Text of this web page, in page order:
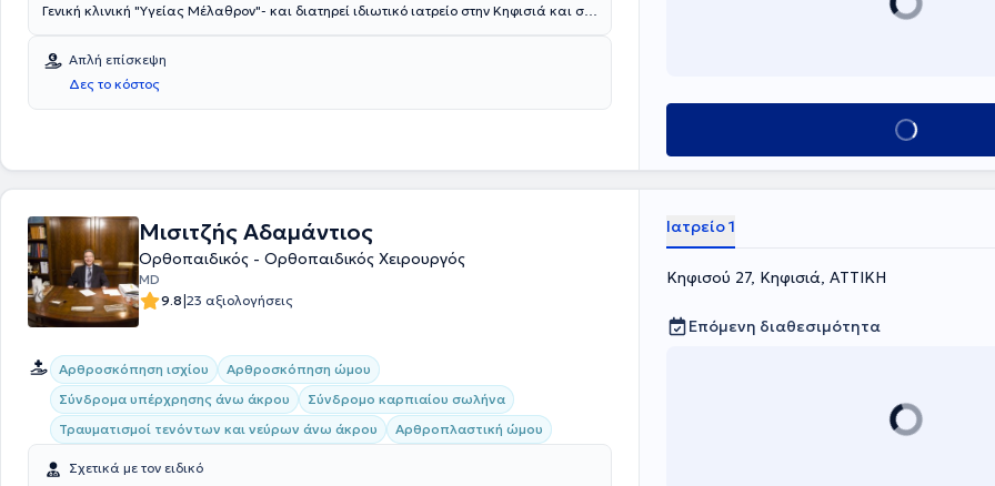
Γενική κλινική "Υγείας Μέλαθρον"- και διατηρεί ιδιωτικό ιατρείο στην Κηφισιά και στο
Φέρει μεγάλη εμπειρία στη τραυματολογία, τη μικροχειρουργική του άνω άκρου και
στις αθλητικές κακώσεις. Οι μεταπτυχιακές του σπουδές αφορούσαν τον
μεταβολισμό των οστών και την οστεοπόρωση.
Απλή επίσκεψη
Δες το κόστος
Κλείσε ραντεβού
Μισιτζής Αδαμάντιος
Ορθοπαιδικός - Ορθοπαιδικός Χειρουργός
MD
9.8|23 αξιολογήσεις
Αρθροσκόπηση ισχίου
Αρθροσκόπηση ώμου
Σύνδρομα υπέρχρησης άνω άκρου
Σύνδρομο καρπιαίου σωλήνα
Τραυματισμοί τενόντων και νεύρων άνω άκρου
Aρθροπλαστική ώμου
Σχετικά με τον ειδικό
Ιατρείο 1
Κηφισού 27, Κηφισιά, ΑΤΤΙΚΗ
Επόμενη διαθεσιμότητα